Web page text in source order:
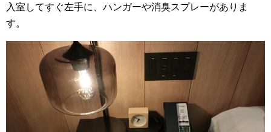
入室してすぐ左手に、ハンガーや消臭スプレーがありま
す。